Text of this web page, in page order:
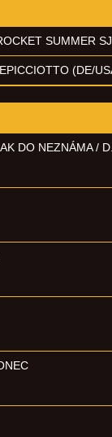
SUMMER
(DE/
DO NEZNÁMA /